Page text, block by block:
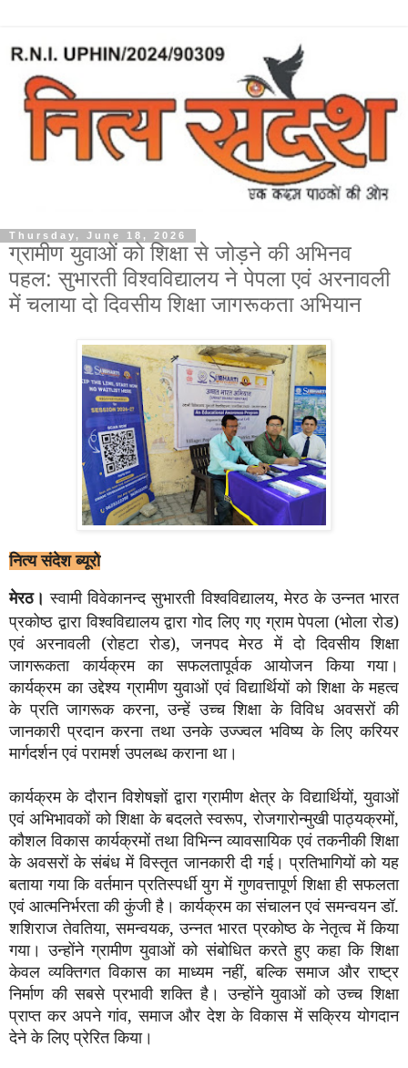
Thursday, June 18, 2026
ग्रामीण युवाओं को शिक्षा से जोड़ने की अभिनव
पहल: सुभारती विश्वविद्यालय ने पेपला एवं अरनावली
में चलाया दो दिवसीय शिक्षा जागरूकता अभियान
नित्य संदेश ब्यूरो
मेरठ। स्वामी विवेकानन्द सुभारती विश्वविद्यालय,मेरठ के उन्नत भारत
प्रकोष्ठ द्वारा विश्वविद्यालय द्वारा गोद लिए गए ग्राम पेपला (भोला रोड)
एवं अरनावली (रोहटा रोड),जनपद मेरठ में दो दिवसीय शिक्षा
जागरूकता कार्यक्रम का सफलतापूर्वक आयोजन किया गया।
कार्यक्रम का उद्देश्य ग्रामीण युवाओं एवं विद्यार्थियों को शिक्षा के महत्व
के प्रति जागरूक करना,उन्हें उच्च शिक्षा के विविध अवसरों की
जानकारी प्रदान करना तथा उनके उज्ज्वल भविष्य के लिए करियर
मार्गदर्शन एवं परामर्श उपलब्ध कराना था।
कार्यक्रम के दौरान विशेषज्ञों द्वारा ग्रामीण क्षेत्र के विद्यार्थियों,युवाओं
एवं अभिभावकों को शिक्षा के बदलते स्वरूप,रोजगारोन्मुखी पाठ्यक्रमों,
कौशल विकास कार्यक्रमों तथा विभिन्न व्यावसायिक एवं तकनीकी शिक्षा
के अवसरों के संबंध में विस्तृत जानकारी दी गई। प्रतिभागियों को यह
बताया गया कि वर्तमान प्रतिस्पर्धी युग में गुणवत्तापूर्ण शिक्षा ही सफलता
एवं आत्मनिर्भरता की कुंजी है। कार्यक्रम का संचालन एवं समन्वयन डॉ.
शशिराज तेवतिया,समन्वयक,उन्नत भारत प्रकोष्ठ के नेतृत्व में किया
गया। उन्होंने ग्रामीण युवाओं को संबोधित करते हुए कहा कि शिक्षा
केवल व्यक्तिगत विकास का माध्यम नहीं,बल्कि समाज और राष्ट्र
निर्माण की सबसे प्रभावी शक्ति है। उन्होंने युवाओं को उच्च शिक्षा
प्राप्त कर अपने गांव,समाज और देश के विकास में सक्रिय योगदान
देने के लिए प्रेरित किया।